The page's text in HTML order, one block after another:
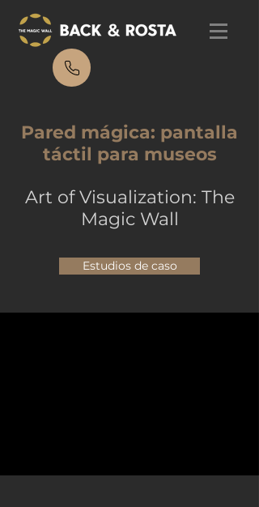
Pared mágica: pantalla
táctil para museos
Art of Visualization: The
Magic Wall
Estudios de caso